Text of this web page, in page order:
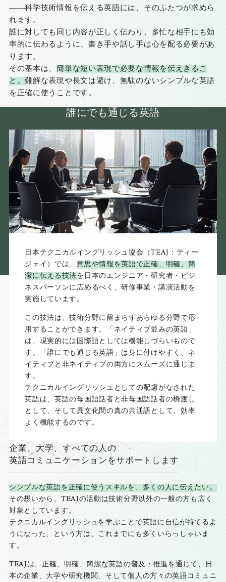
――科学技術情報を伝える英語には、そのふたつが求めら
れます。
誰に対しても同じ内容が正しく伝わり、多忙な相手にも効
率的に伝わるように、書き手や話し手は心を配る必要があ
ります。
その基本は、簡単な短い表現で必要な情報を伝えきるこ
と。難解な表現や長文は避け、無駄のないシンプルな英語
を正確に使うことです。
誰にでも通じる英語
日本テクニカルイングリッシュ協会（TEAJ：ティー
ジェイ）では、意思や情報を英語で正確、明確、簡
潔に伝える技法を日本のエンジニア・研究者・ビジ
ネスパーソンに広めるべく、研修事業・講演活動を
実施しています。
この技法は、技術分野に留まらずあらゆる分野で応
用することができます。「ネイティブ並みの英語」
は、現実的には国際語としては機能しづらいもので
す。「誰にでも通じる英語」は身に付けやすく、ネ
イティブと非ネイティブの両方にスムーズに通じま
す。
テクニカルイングリッシュとしての配慮がなされた
英語は、英語の母国語話者と非母国語話者の橋渡し
として、そして異文化間の真の共通語として、効率
よく機能するのです。
企業、大学、すべての人の
英語コミュニケーションをサポートします
シンプルな英語を正確に使うスキルを、多くの人に伝えたい。
その想いから、TEAJの活動は技術分野以外の一般の方も広く
対象としています。
テクニカルイングリッシュを学ぶことで英語に自信が持てるよ
うになった、という方は、これまでにも多くいらっしゃいま
す。
TEAJは、正確、明確、簡潔な英語の普及・推進を通じて、日
本の企業、大学や研究機関、そして個人の方々の英語コミュニ